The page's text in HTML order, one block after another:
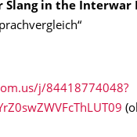
Slang in the Interwar
j/84418774048?